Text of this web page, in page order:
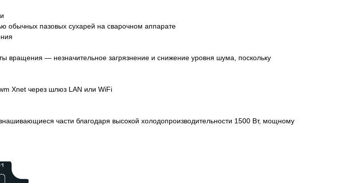
обычных пазовых сухарей на сварочном аппарате
вращения — незначительное загрязнение и снижение уровня шума, поскольку
Xnet через шлюз LAN или WiFi
части благодаря высокой холодопроизводительности 1500 Вт, мощному